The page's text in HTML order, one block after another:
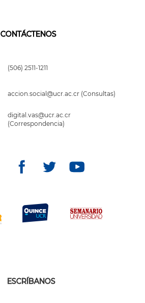
CONTÁCTENOS
(506) 2511-1211
accion.social@ucr.ac.cr (Consultas)
digital.vas@ucr.ac.cr
(Correspondencia)
ESCRÍBANOS